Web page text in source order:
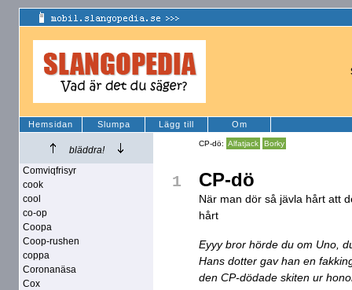
Hemsidan Slumpa Lägg till Om
bläddra!
Comviqfrisyr
cook
cool
co-op
Coopa
Coop-rushen
coppa
Coronanäsa
Cox
CP-dö: Alfatjack Borky
1 CP-dö
När man dör så jävla hårt att
hårt
Eyyy bror hörde du om Uno,
Hans dotter gav han en
den CP-dödade skiten ur